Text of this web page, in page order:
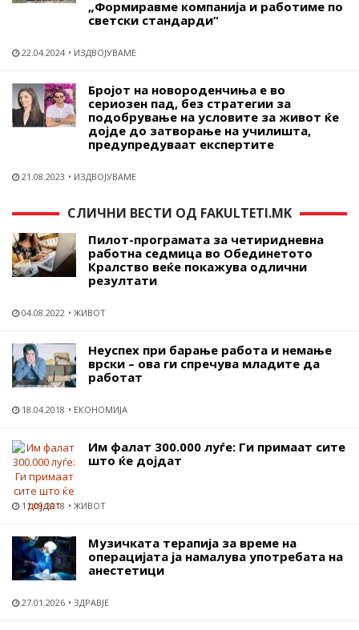
„Формиравме компанија и работиме по
светски стандарди“
22.04.2024 ИЗДВОЈУВАМЕ
Бројот на новороденчиња е во
сериозен пад, без стратегии за
подобрување на условите за живот ќе
дојде до затворање на училишта,
предупредуваат експертите
21.08.2023 ИЗДВОЈУВАМЕ
СЛИЧНИ ВЕСТИ ОД FAKULTETI.MK
Пилот-програмата за четиридневна
работна седмица во Обединетото
Кралство веќе покажува одлични
резултати
04.08.2022 ЖИВОТ
Неуспех при барање работа и немање
врски – ова ги спречува младите да
работат
18.04.2018 ЕКОНОМИЈА
Им фалат 300.000 луѓе: Ги примаат сите
што ќе дојдат
11.09.2018 ЖИВОТ
Музичката терапија за време на
операцијата ја намалува употребата на
анестетици
27.01.2026 ЗДРАВЈЕ